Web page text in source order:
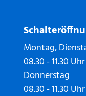
Montag,
08.30 - 11.30
Donnerstag
08.30 - 11.30